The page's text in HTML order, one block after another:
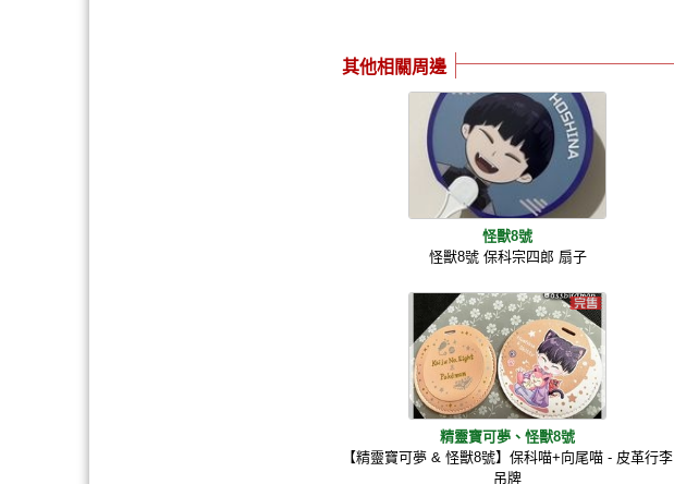
其他相關周邊
怪獸8號
怪獸8號 保科宗四郎 扇子
精靈寶可夢、怪獸8號
【精靈寶可夢 & 怪獸8號】保科喵+向尾喵 - 皮革行李
吊牌